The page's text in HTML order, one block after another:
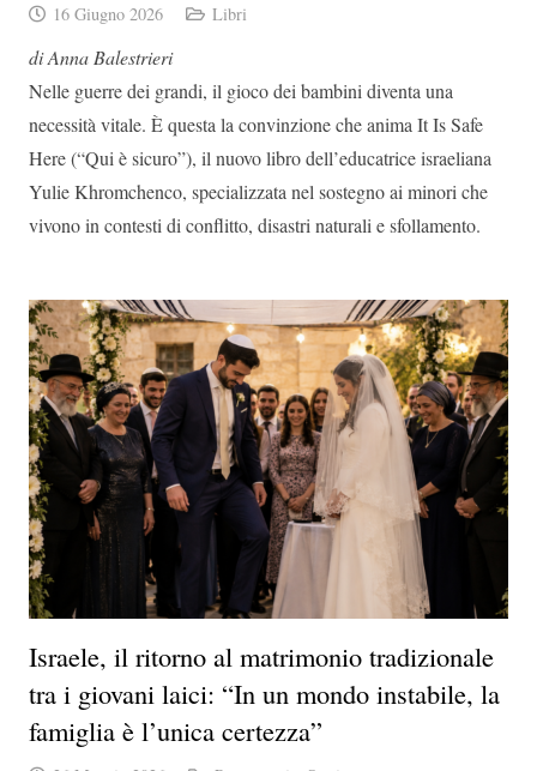
16 Giugno 2026 Libri
di Anna Balestrieri
Nelle guerre dei grandi, il gioco dei bambini diventa una
necessità vitale. È questa la convinzione che anima It Is Safe
Here (“Qui è sicuro”), il nuovo libro dell’educatrice israeliana
Yulie Khromchenco, specializzata nel sostegno ai minori che
vivono in contesti di conflitto, disastri naturali e sfollamento.
Israele, il ritorno al matrimonio tradizionale
tra i giovani laici: “In un mondo instabile, la
famiglia è l’unica certezza”